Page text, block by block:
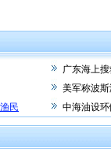
广东海上
美军称波
渔民 中海油设